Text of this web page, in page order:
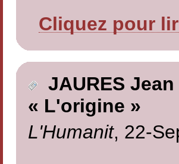
Cliquez pour
JAURES Jean
« L'origine »
L'Humanit, 22-